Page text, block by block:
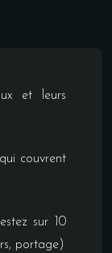
et leurs
couvrent
sur 10
portage)